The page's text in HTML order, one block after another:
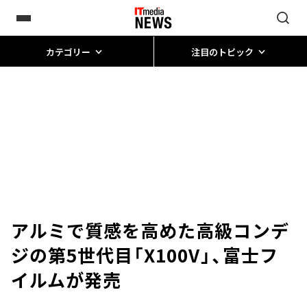
カテゴリー 注目のトピック
アルミで質感を高めた高級コンデ
ジの第5世代目「X100V」、富士フ
イルムが発売